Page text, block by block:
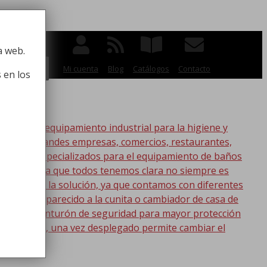
Mi cuenta Blog Catálogos Contacto
tipo de equipamiento industrial para la higiene y
para grandes empresas, comercios, restaurantes,
especializados para el equipamiento de baños
Esta idea que todos tenemos clara no siempre es
tenemos la solución, ya que contamos con diferentes
lo más parecido a la cunita o cambiador de casa de
con un cinturón de seguridad para mayor protección
la pared, una vez desplegado permite cambiar el
web.
en los